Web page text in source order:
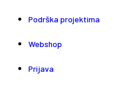
Podrška projektima
Webshop
Prijava